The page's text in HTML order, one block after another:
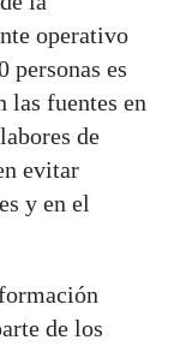
operativo
personas es
las fuentes en
de
evitar
y en el
de los